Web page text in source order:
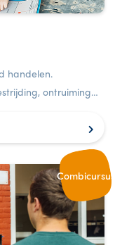
handelen.
ontruiming
Combicursus